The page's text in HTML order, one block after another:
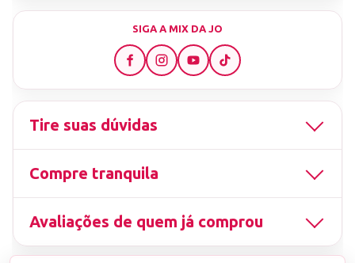
SIGA A MIX DA JO
Tire suas dúvidas
Compre tranquila
Avaliações de quem já comprou